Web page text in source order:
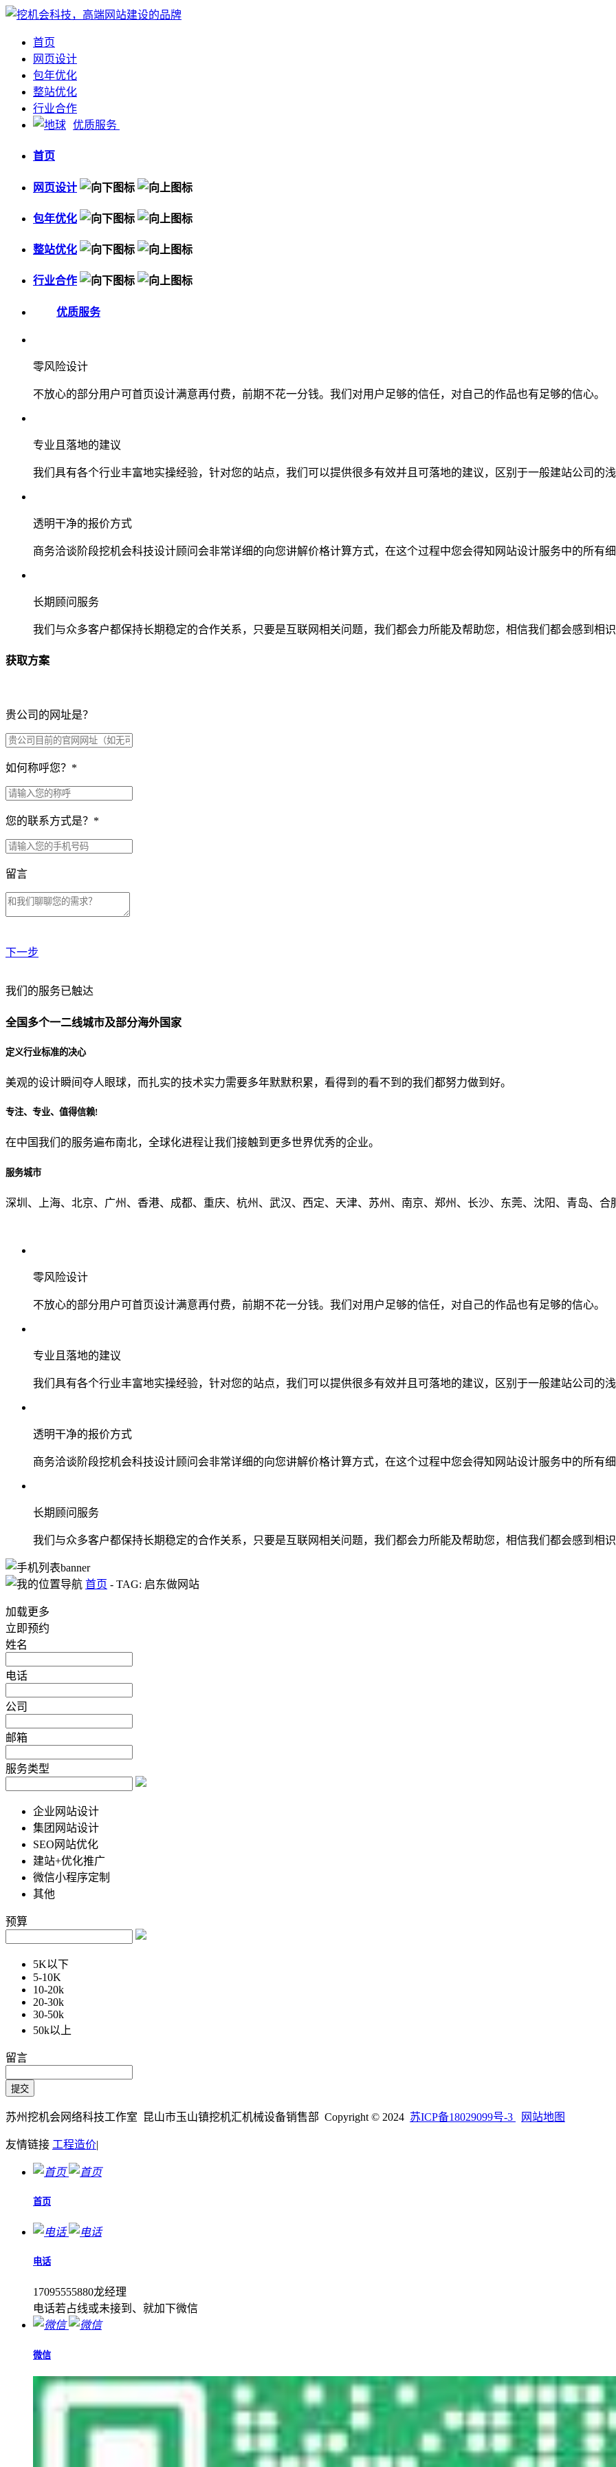
首页
网页设计
包年优化
整站优化
行业合作
优质服务
首页
网页设计
包年优化
整站优化
行业合作
优质服务
零风险设计
不放心的部分用户可首页设计满意再付费，前期不花一分钱。我们对用户足够的信任，对自己的作品也有足够的信心。
专业且落地的建议
我们具有各个行业丰富地实操经验，针对您的站点，我们可以提供很多有效并且可落地的建议，区别于一般建站公司的
透明干净的报价方式
商务洽谈阶段挖机会科技设计顾问会非常详细的向您讲解价格计算方式，在这个过程中您会得知网站设计服务中的所有
长期顾问服务
我们与众多客户都保持长期稳定的合作关系，只要是互联网相关问题，我们都会力所能及帮助您，相信我们都会感到相
获取方案
贵公司的网址是？
如何称呼您？ *
您的联系方式是？ *
留言
下一步
贵公司预算范围是？
贵公司的团队规模是？
从哪里了解到我们？
我们的服务已触达
全国多个一二线城市及部分海外国家
定义行业标准的决心
美观的设计瞬间夺人眼球，而扎实的技术实力需要多年默默积累，看得到的看不到的我们都努力做到好。
专注、专业、值得信赖!
在中国我们的服务遍布南北，全球化进程让我们接触到更多世界优秀的企业。
服务城市
深圳、上海、北京、广州、香港、成都、重庆、杭州、武汉、西定、天津、苏州、南京、郑州、长沙、东莞、沈阳、青岛、合
零风险设计
不放心的部分用户可首页设计满意再付费，前期不花一分钱。我们对用户足够的信任，对自己的作品也有足够的信心。
专业且落地的建议
我们具有各个行业丰富地实操经验，针对您的站点，我们可以提供很多有效并且可落地的建议，区别于一般建站公司的
透明干净的报价方式
商务洽谈阶段挖机会科技设计顾问会非常详细的向您讲解价格计算方式，在这个过程中您会得知网站设计服务中的所有
长期顾问服务
我们与众多客户都保持长期稳定的合作关系，只要是互联网相关问题，我们都会力所能及帮助您，相信我们都会感到相
首页 - TAG: 启东做网站
加载更多
立即预约
姓名
电话
公司
邮箱
服务类型
企业网站设计
集团网站设计
SEO网站优化
建站+优化推广
微信小程序定制
其他
预算
5K以下
5-10K
10-20k
20-30k
30-50k
50k以上
留言
苏州挖机会网络科技工作室 昆山市玉山镇挖机汇机械设备销售部 Copyright © 2024 苏ICP备18029099号-3 网站地图
友情链接 工程造价|
首页
电话
17095555880龙经理
电话若占线或未接到、就加下微信
微信